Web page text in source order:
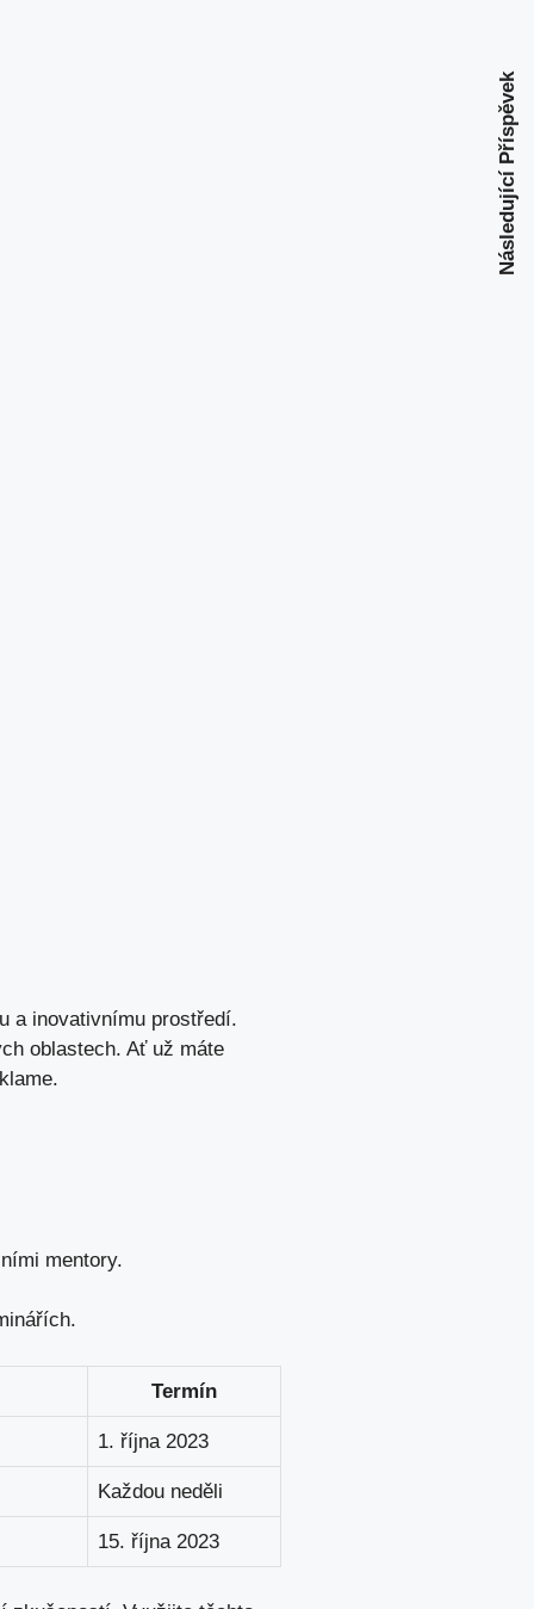
a inovativnímu prostředí.
oblastech. Ať už máte
mentory.
Termín
1. října 2023
Každou neděli
15. října 2023
Následující Příspěvek